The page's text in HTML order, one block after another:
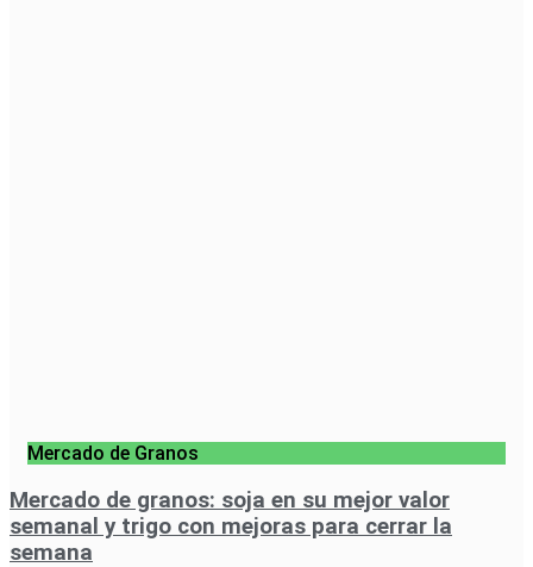
Mercado de Granos
Mercado de granos: soja en su mejor valor
semanal y trigo con mejoras para cerrar la
semana